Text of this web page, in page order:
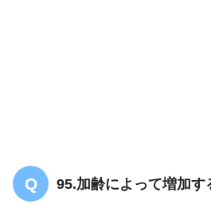
95.加齢によって増加す